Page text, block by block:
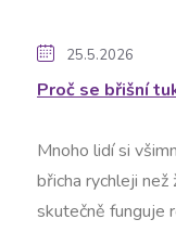
25.5.2026
Proč se břišní
Mnoho lidí si
břicha rychleji
skutečně funguje